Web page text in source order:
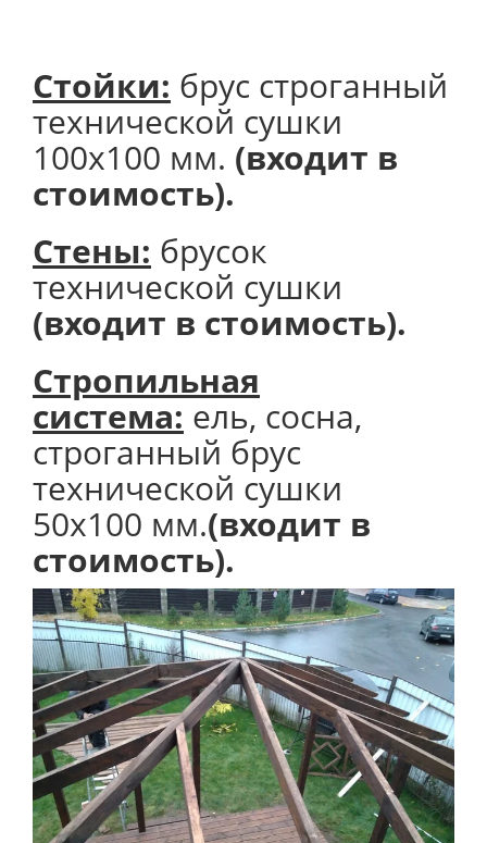
Стойки: брус строганный
технической сушки
100х100 мм. (входит в
стоимость).
Стены: брусок
технической сушки
(входит в стоимость).
Стропильная
система: ель, сосна,
строганный брус
технической сушки
50х100 мм.(входит в
стоимость).